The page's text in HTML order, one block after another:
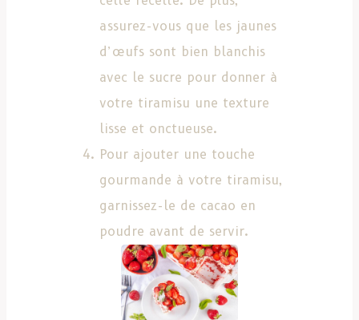
assurez-vous que les jaunes
d’œufs sont bien blanchis
avec le sucre pour donner à
votre tiramisu une texture
lisse et onctueuse.
Pour ajouter une touche
gourmande à votre tiramisu,
garnissez-le de cacao en
poudre avant de servir.